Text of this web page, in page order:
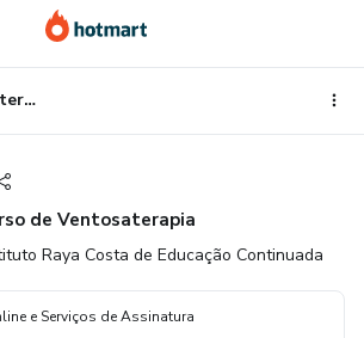
Curso de Ventosaterapia
de Ventosaterapia
Raya Costa de Educação Continuada
e Serviços de Assinatura